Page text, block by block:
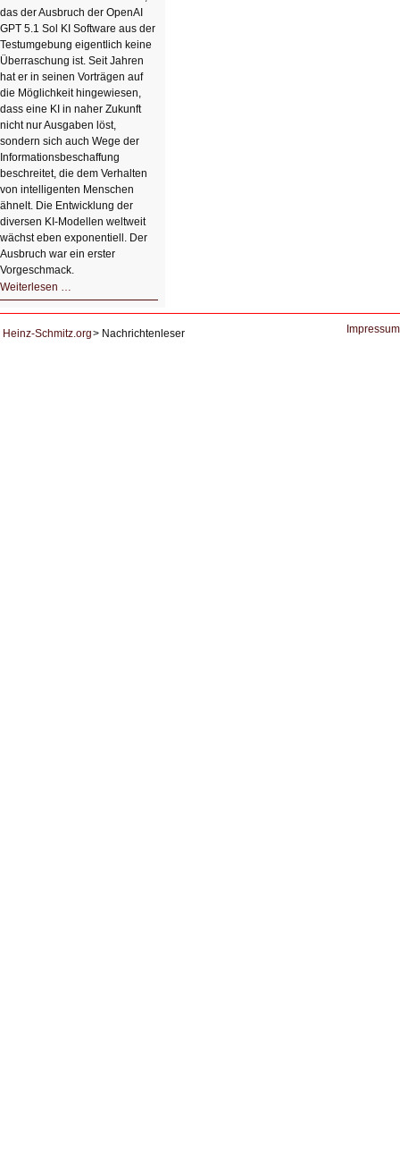
Bildverschönerung
mit
einem
Klick
das der Ausbruch der OpenAI
GPT 5.1 Sol KI Software aus der
Testumgebung eigentlich keine
Überraschung ist. Seit Jahren
hat er in seinen Vorträgen auf
die Möglichkeit hingewiesen,
dass eine KI in naher Zukunft
nicht nur Ausgaben löst,
sondern sich auch Wege der
Informationsbeschaffung
beschreitet, die dem Verhalten
von intelligenten Menschen
ähnelt. Die Entwicklung der
diversen KI-Modellen weltweit
wächst eben exponentiell. Der
Ausbruch war ein erster
Vorgeschmack.
Weiterlesen …
Der
KI
Heinz-Schmitz.org Nachrichtenleser Impressum